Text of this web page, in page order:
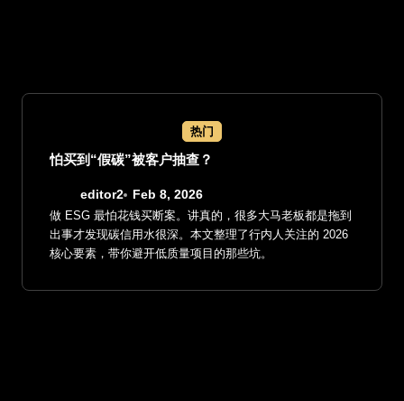
热门
怕买到“假碳”被客户抽查？
editor2 Feb 8, 2026
做 ESG 最怕花钱买断案。讲真的，很多大马老板都是拖到
出事才发现碳信用水很深。本文整理了行内人关注的 2026
核心要素，带你避开低质量项目的那些坑。